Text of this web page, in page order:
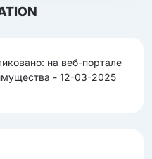
на веб-портале
- 12-03-2025